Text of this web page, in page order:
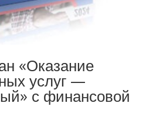
«Оказание
услуг —
с финансовой